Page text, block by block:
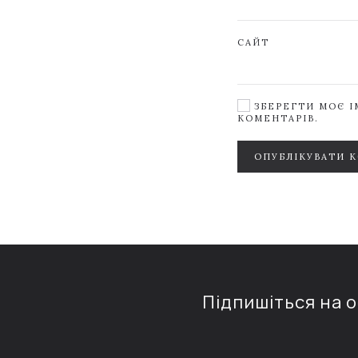
САЙТ
ЗБЕРЕГТИ МОЄ
КОМЕНТАРІВ.
ОПУБЛІКУВАТИ
Підпишіться на